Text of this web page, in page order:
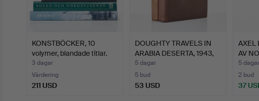
KONSTBÖCKER, 10
volymer, blandade titlar.
3 dagar
Värdering
211 USD
DOUGHTY TRAVELS IN
ARABIA DESERTA, 1943,
2…
5 dagar
5 bud
53 USD
AXEL
AV
…
5 dagar
2 bud
37